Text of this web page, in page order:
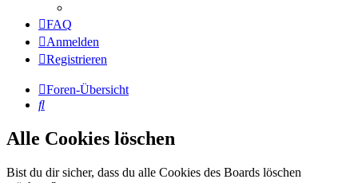
FAQ
Anmelden
Registrieren
Foren-Übersicht
Suche
Alle Cookies löschen
Bist du dir sicher, dass du alle Cookies des Boards löschen